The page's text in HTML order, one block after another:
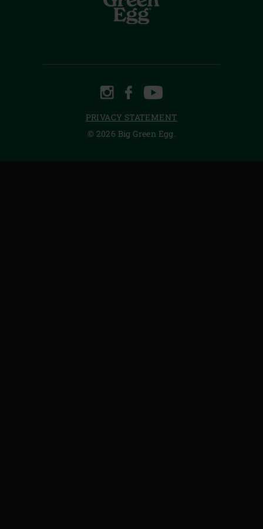
INSTAGRAM
FACEBOOKYOUTUBE
PRIVACY STATEMENT
© 2026 Big Green Egg.